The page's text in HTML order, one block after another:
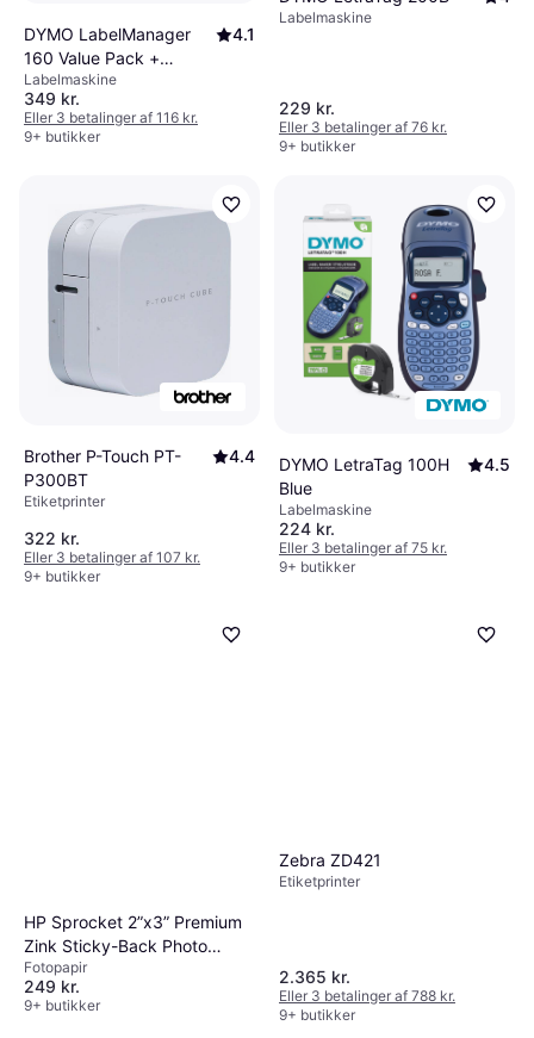
DYMO LabelManager
160 Value Pack +
3x12mm Tape
4.1
Labelmaskine
349 kr.
Eller 3 betalinger af 116 kr.
9+ butikker
Labelmaskine
229 kr.
Eller 3 betalinger af 76 kr.
9+ butikker
Brother P-Touch PT-
P300BT
4.4
Etiketprinter
322 kr.
Eller 3 betalinger af 107 kr.
9+ butikker
DYMO LetraTag 100H
Blue
4.5
Labelmaskine
224 kr.
Eller 3 betalinger af 75 kr.
9+ butikker
HP Sprocket 2”x3” Premium
Zink Sticky-Back Photo
Paper 50pcs
Fotopapir
249 kr.
9+ butikker
Zebra ZD421
Etiketprinter
2.365 kr.
Eller 3 betalinger af 788 kr.
9+ butikker